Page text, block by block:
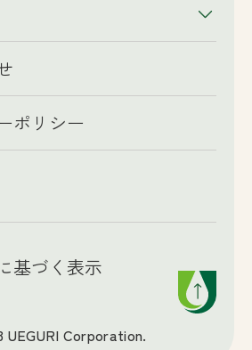
ポリシー
基づく表示
UEGURI Corporation.